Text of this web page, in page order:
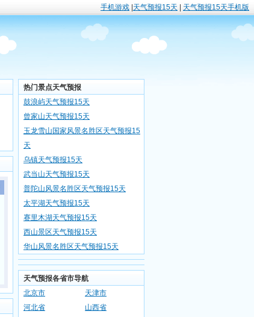
手机游戏 天气预报15天 天气预报15天手机版
热门景点天气预报
鼓浪屿天气预报15天
曾家山天气预报15天
玉龙雪山国家风景名胜区天气预报15
天
乌镇天气预报15天
武当山天气预报15天
普陀山风景名胜区天气预报15天
太平湖天气预报15天
赛里木湖天气预报15天
西山景区天气预报15天
华山风景名胜区天气预报15天
天气预报各省市导航
北京市
天津市
河北省
山西省